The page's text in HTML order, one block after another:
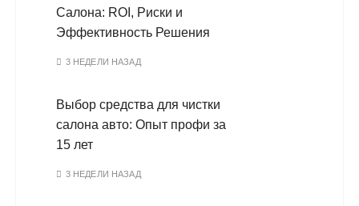
Салона: ROI, Риски и
Эффективность Решения
3 НЕДЕЛИ НАЗАД
Выбор средства для чистки
салона авто: Опыт профи за
15 лет
3 НЕДЕЛИ НАЗАД